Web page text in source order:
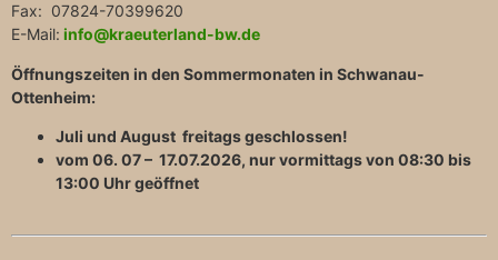
Fax: 07824-70399620
E-Mail: info@kraeuterland-bw.de
Öffnungszeiten in den Sommermonaten in Schwanau-
Ottenheim:
Juli und August freitags geschlossen!
vom 06. 07 – 17.07.2026, nur vormittags von 08:30 bis
13:00 Uhr geöffnet